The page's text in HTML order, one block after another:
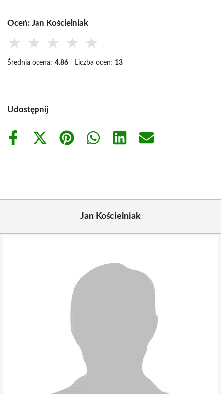
Oceń: Jan Kościelniak
★ ★ ★ ★ ★
Średnia ocena: 4.86 Liczba ocen: 13
Udostępnij
Share
Share
Share
Share
Share
Share
Jan Kościelniak